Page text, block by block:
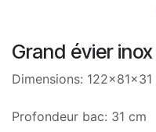
Grand évier
Dimensions: 122x81x31
Profondeur bac: 31 cm